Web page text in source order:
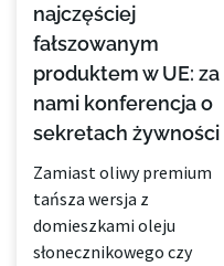
najczęściej
fałszowanym
produktem w UE: za
nami konferencja o
sekretach żywności
Zamiast oliwy premium
tańsza wersja z
domieszkami oleju
słonecznikowego czy